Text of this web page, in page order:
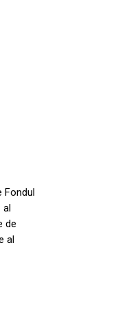
Fondul
al
de
al